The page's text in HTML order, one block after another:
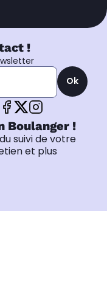
!
Ok
Boulanger !
suivi de votre
et plus